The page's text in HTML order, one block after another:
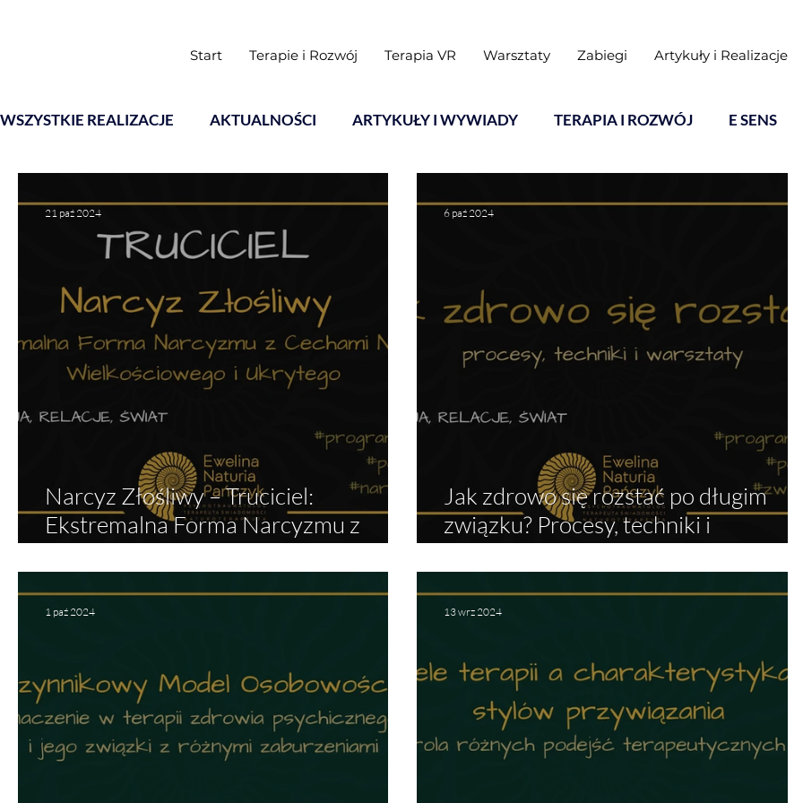
Start Terapie i Rozwój Terapia VR Warsztaty Zabiegi Artykuły i Realizacje
WSZYSTKIE REALIZACJE AKTUALNOŚCI ARTYKUŁY I WYWIADY TERAPIA I ROZWÓJ E SENS
Narcyz Złośliwy – Truciciel:
Ekstremalna Forma Narcyzmu z
21 paź 2024
Jak zdrowo się rozstać po długim
związku? Procesy, techniki i
6 paź 2024
1 paź 2024 13 wrz 2024